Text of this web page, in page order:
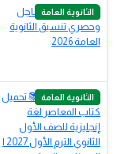
الثانوية العامة
الثانوية العامة